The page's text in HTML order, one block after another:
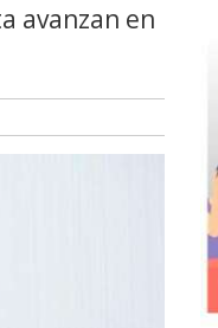
avanzan en